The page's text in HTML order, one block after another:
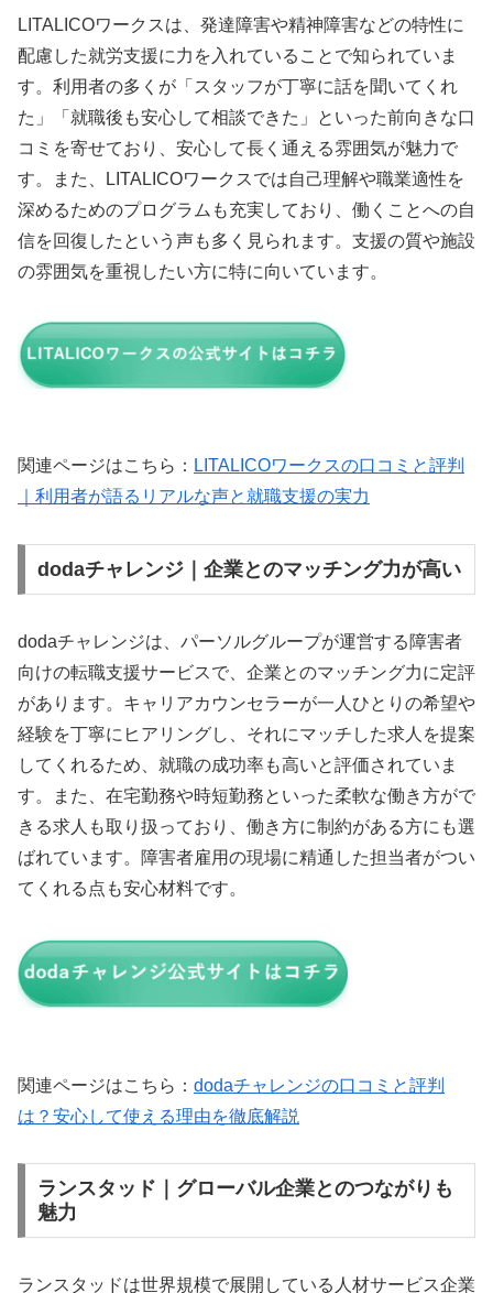
LITALICOワークスは、発達障害や精神障害などの特性に
配慮した就労支援に力を入れていることで知られていま
す。利用者の多くが「スタッフが丁寧に話を聞いてくれ
た」「就職後も安心して相談できた」といった前向きな口
コミを寄せており、安心して長く通える雰囲気が魅力で
す。また、LITALICOワークスでは自己理解や職業適性を
深めるためのプログラムも充実しており、働くことへの自
信を回復したという声も多く見られます。支援の質や施設
の雰囲気を重視したい方に特に向いています。
関連ページはこちら： LITALICOワークスの口コミと評判
｜利用者が語るリアルな声と就職支援の実力
dodaチャレンジ｜企業とのマッチング力が高い
dodaチャレンジは、パーソルグループが運営する障害者
向けの転職支援サービスで、企業とのマッチング力に定評
があります。キャリアカウンセラーが一人ひとりの希望や
経験を丁寧にヒアリングし、それにマッチした求人を提案
してくれるため、就職の成功率も高いと評価されていま
す。また、在宅勤務や時短勤務といった柔軟な働き方がで
きる求人も取り扱っており、働き方に制約がある方にも選
ばれています。障害者雇用の現場に精通した担当者がつい
てくれる点も安心材料です。
関連ページはこちら： dodaチャレンジの口コミと評判
は？安心して使える理由を徹底解説
ランスタッド｜グローバル企業とのつながりも
魅力
ランスタッドは世界規模で展開している人材サービス企業